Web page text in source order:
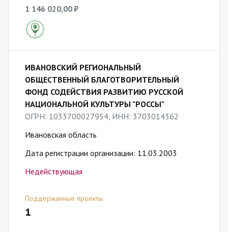
1 146 020,00 ₽
ИВАНОВСКИЙ РЕГИОНАЛЬНЫЙ
ОБЩЕСТВЕННЫЙ БЛАГОТВОРИТЕЛЬНЫЙ
ФОНД СОДЕЙСТВИЯ РАЗВИТИЮ РУССКОЙ
НАЦИОНАЛЬНОЙ КУЛЬТУРЫ "РОССЫ"
ОГРН: 1033700027954, ИНН: 3703014362
Ивановская область
Дата регистрации организации: 11.03.2003
Недействующая
Поддержанные проекты
1